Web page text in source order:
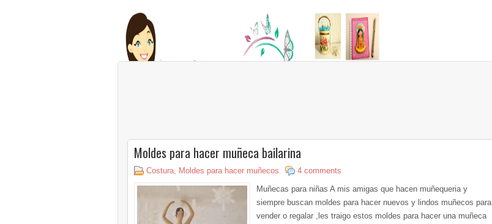
Moldes para hacer muñeca bailarina
Costura, Moldes para hacer muñecos
4 comments
Muñecas para niñas A mis amigas que hacen muñequeria y
siempre buscan moldes para hacer nuevos y lindos muñecos para
vender o regalar ,les traigo estos moldes para hacer una muñeca